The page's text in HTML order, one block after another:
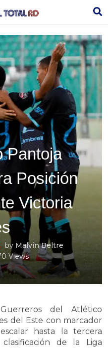
Pantoja
Posición
Victoria
by Malvin Beltre
Views
del Atlético
del Este con marcador
hasta la tercera
de la Liga